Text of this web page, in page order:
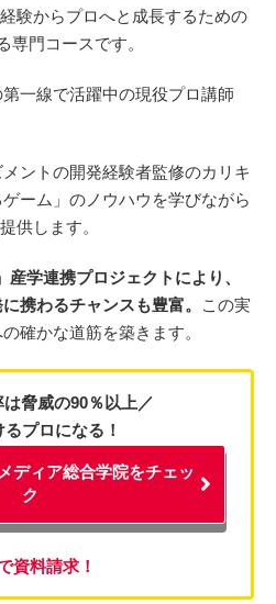
験からプロへと成長するための
専門コースです。
一線で活躍中の現役プロ講師
ントの開発経験者監修のカリキ
ーム」のノウハウを学びながら
供します。
産学連携プロジェクトにより、
携わるチャンスも豊富。
この実
確かな道筋を築きます。
脅威の90％以上／
プロになる！
ディア総合学院をチェッ
ク
資料請求！